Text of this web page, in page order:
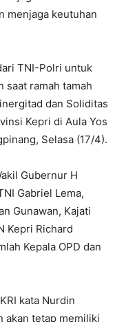
menjaga keutuhan
TNI-Polri untuk
saat ramah tamah
dan Soliditas
Kepri di Aula Yos
Selasa (17/4).
Gubernur H
Gabriel Lema,
Gunawan, Kajati
Kepri Richard
Kepala OPD dan
kata Nurdin
akan tetap memiliki